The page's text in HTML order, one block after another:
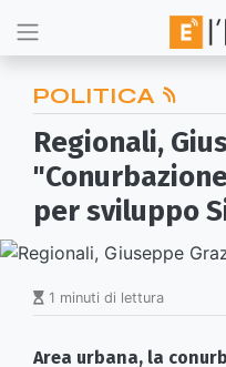
POLITICA
Regionali,
per sviluppo
1 minuti di lettura
Area urbana, la